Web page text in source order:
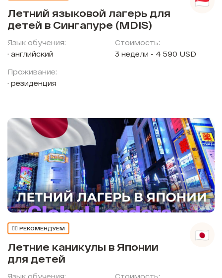
Летний языковой лагерь для
детей в Сингапуре (MDIS)
Язык обучения:
английский
Проживание:
резиденция
Стоимость:
3 недели - 4 590 USD
👍🏼 РЕКОМЕНДУЕМ
Летние каникулы в Японии
для детей